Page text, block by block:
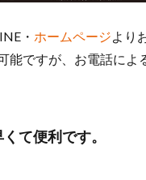
・ ホームページより
能ですが、お電話によ
て便利です。